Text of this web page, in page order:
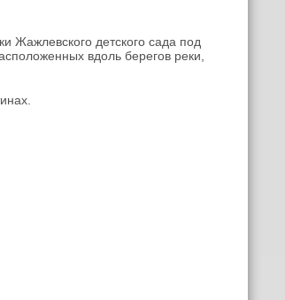
Жажлевского детского сада под
вдоль берегов реки,